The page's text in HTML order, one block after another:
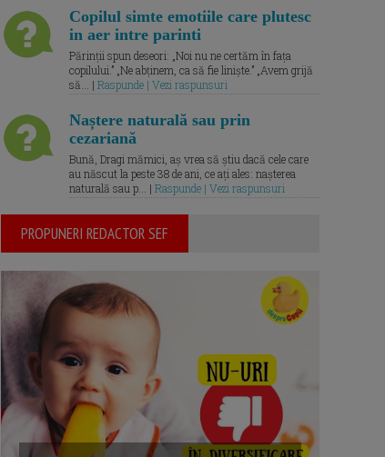
Copilul simte emotiile care plutesc
in aer intre parinti
Părinții spun deseori: „Noi nu ne certăm în fața
copilului.” „Ne abținem, ca să fie liniște.” „Avem grijă
să... | Raspunde | Vezi raspunsuri
Naștere naturală sau prin
cezariană
Bună, Dragi mămici, aș vrea să știu dacă cele care
au născut la peste 38 de ani, ce ați ales: nașterea
naturală sau p... | Raspunde | Vezi raspunsuri
PROPUNERI REDACTOR SEF